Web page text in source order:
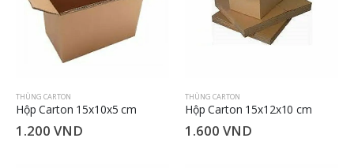
THÙNG CARTON
Hộp Carton 15x10x5 cm
1.200 VND
THÙNG CARTON
Hộp Carton 15x12x10 cm
1.600 VND